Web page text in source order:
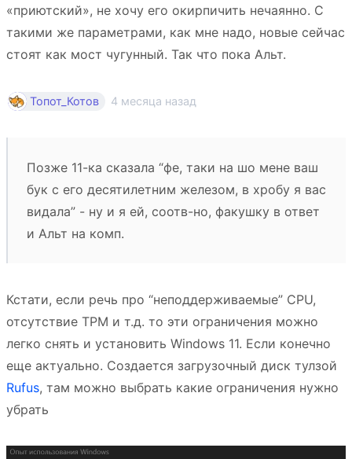
«приютский», не хочу его окирпичить нечаянно. С
такими же параметрами, как мне надо, новые сейчас
стоят как мост чугунный. Так что пока Альт.
Топот_Котов 4 месяца назад
Позже 11-ка сказала “фе, таки на шо мене ваш
бук с его десятилетним железом, в хробу я вас
видала” - ну и я ей, соотв-но, факушку в ответ
и Альт на комп.
Кстати, если речь про “неподдерживаемые” CPU,
отсутствие TPM и т.д. то эти ограничения можно
легко снять и установить Windows 11. Если конечно
еще актуально. Создается загрузочный диск тулзой
Rufus, там можно выбрать какие ограничения нужно
убрать